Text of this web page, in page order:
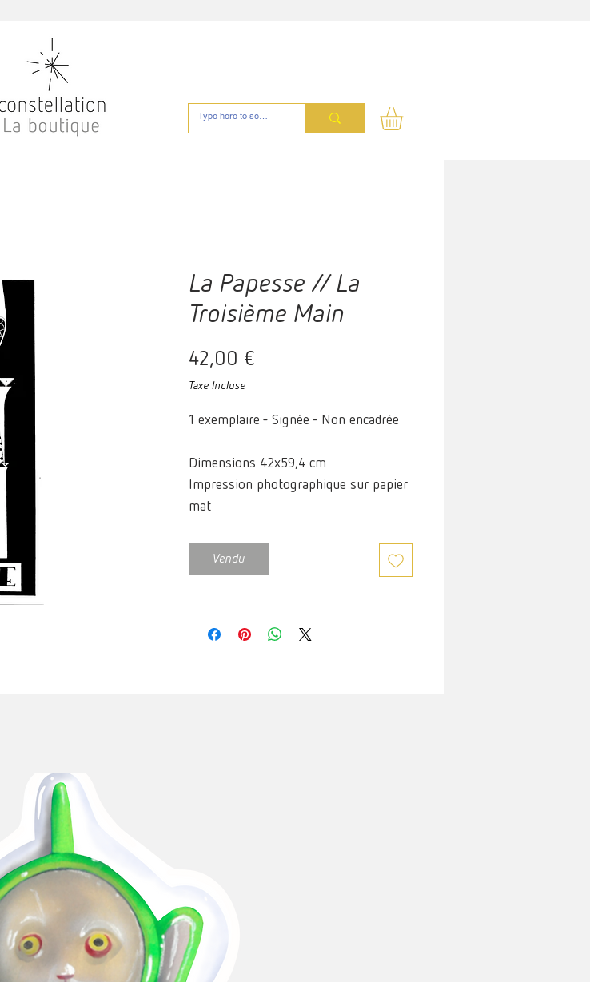
La Papesse // La
Troisième Main
42,00 €
Taxe Incluse
1 exemplaire - Signée - Non encadrée
Dimensions 42x59,4 cm
Impression photographique sur papier
mat
Vendu